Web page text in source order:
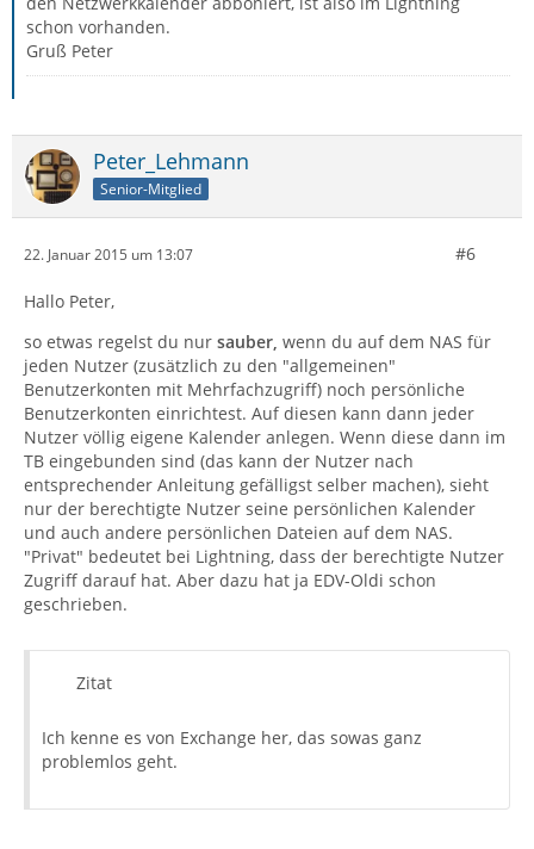
schon vorhanden.
Gruß Peter
Peter_Lehmann
Senior-Mitglied
22. Januar 2015 um 13:07 #6
Hallo Peter,
so etwas regelst du nur sauber, wenn du auf dem NAS für
jeden Nutzer (zusätzlich zu den "allgemeinen"
Benutzerkonten mit Mehrfachzugriff) noch persönliche
Benutzerkonten einrichtest. Auf diesen kann dann jeder
Nutzer völlig eigene Kalender anlegen. Wenn diese dann im
TB eingebunden sind (das kann der Nutzer nach
entsprechender Anleitung gefälligst selber machen), sieht
nur der berechtigte Nutzer seine persönlichen Kalender
und auch andere persönlichen Dateien auf dem NAS.
"Privat" bedeutet bei Lightning, dass der berechtigte Nutzer
Zugriff darauf hat. Aber dazu hat ja EDV-Oldi schon
geschrieben.
Zitat
Ich kenne es von Exchange her, das sowas ganz
problemlos geht.